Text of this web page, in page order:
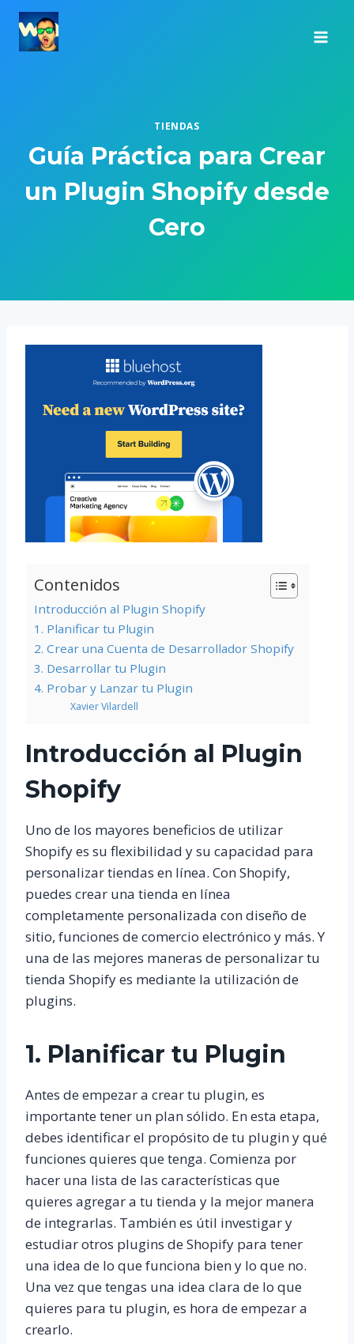
Saltar
contenido
TIENDAS
Guía Práctica para Crear
un Plugin Shopify desde
Cero
Contenidos
Introducción al Plugin Shopify
1. Planificar tu Plugin
2. Crear una Cuenta de Desarrollador Shopify
3. Desarrollar tu Plugin
4. Probar y Lanzar tu Plugin
Xavier Vilardell
Introducción al Plugin
Shopify
Uno de los mayores beneficios de utilizar
Shopify es su flexibilidad y su capacidad para
personalizar tiendas en línea. Con Shopify,
puedes crear una tienda en línea
completamente personalizada con diseño de
sitio, funciones de comercio electrónico y más. Y
una de las mejores maneras de personalizar tu
tienda Shopify es mediante la utilización de
plugins.
1. Planificar tu Plugin
Antes de empezar a crear tu plugin, es
importante tener un plan sólido. En esta etapa,
debes identificar el propósito de tu plugin y qué
funciones quieres que tenga. Comienza por
hacer una lista de las características que
quieres agregar a tu tienda y la mejor manera
de integrarlas. También es útil investigar y
estudiar otros plugins de Shopify para tener
una idea de lo que funciona bien y lo que no.
Una vez que tengas una idea clara de lo que
quieres para tu plugin, es hora de empezar a
crearlo.